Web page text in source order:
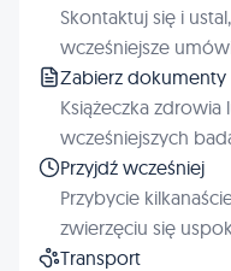
Skontaktuj się i
wcześniejsze
Zabierz dokumenty
Książeczka
wcześniejszych
Przyjdź wcześniej
Przybycie
zwierzęciu się
Transport